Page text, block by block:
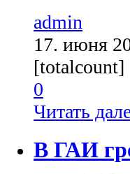
admin
17. июня
[totalcount]
0
Читать
В ГАИ